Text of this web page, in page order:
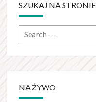
SZUKAJ NA STRONIE
Search
for:
NA ŻYWO